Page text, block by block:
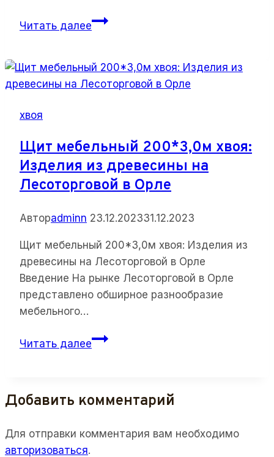
Читать далееРейка
3,0м:
Все,
знать
хвоя
Щит мебельный 200*3,0м хвоя:
Изделия из древесины на
Лесоторговой в Орле
Авторadminn 23.12.202331.12.2023
Щит мебельный 200*3,0м хвоя: Изделия из
древесины на Лесоторговой в Орле
Введение На рынке Лесоторговой в Орле
представлено обширное разнообразие
мебельного…
Читать далееЩит
Изделия
древесины
Добавить комментарий
Для отправки комментария вам необходимо
авторизоваться.